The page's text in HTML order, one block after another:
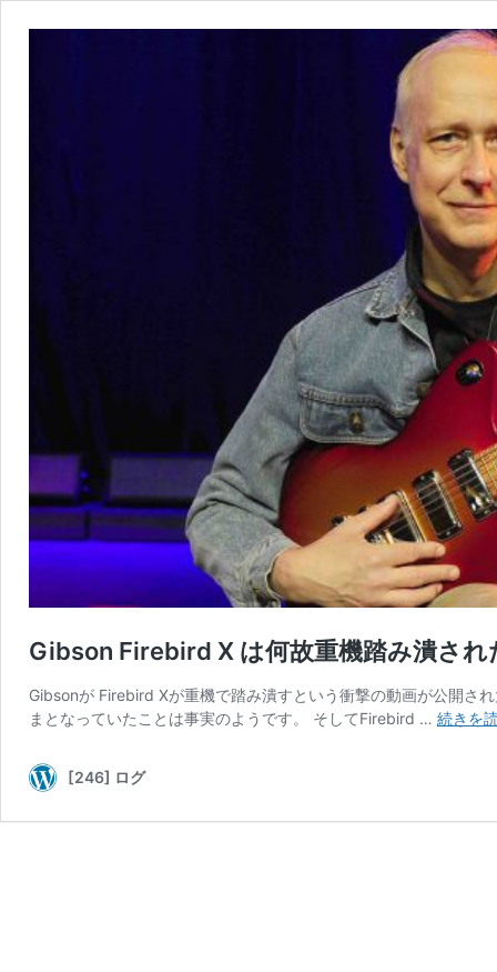
Gibson Firebird X は何故重機踏み潰さ
Gibsonが Firebird Xが重機で踏み潰すという衝撃の動画が公開さ
まとなっていたことは事実のようです。 そしてFirebird … 続きを
[246] ログ